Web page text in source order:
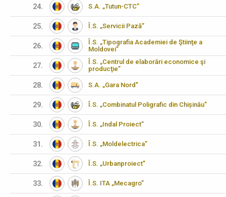
24. S.A. „Tutun-CTC”
25. Î.S. „Servicii Pază”
26.
Î.S. „Tipografia Academiei de Ştiinţe a
Moldovei”
27.
Î.S. „Centrul de elaborări economice şi
producţie”
28. S.A. „Gara Nord"
29. Î.S. „Combinatul Poligrafic din Chișinău”
30. Î.S. „Indal Proiect”
31. Î.S. „Moldelectrica”
32. Î.S. „Urbanproiect"
33. Î.S. ITA „Mecagro”